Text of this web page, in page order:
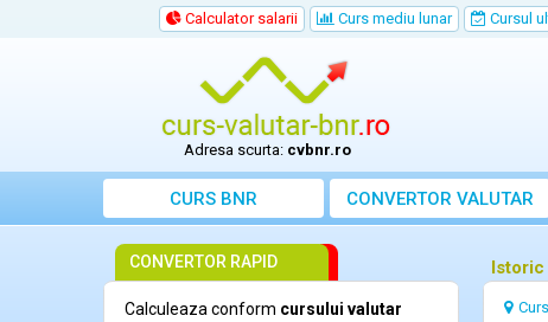
Calculator salarii Curs mediu lunar Cursul
Adresa scurta: cvbnr.ro
CURS BNR CONVERTOR VALUTAR
Istoric
CONVERTOR RAPID
Calculeaza conform cursului valutar